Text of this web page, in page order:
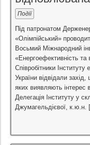
Події
Під патронатом
«Олімпійський»
Восьмий Міжнародний
«Енергоефективність та
Співробітники
України відвідали
яких виявляють інтерес
Делегація Інституту у
Джумагельдієвої, к.ю.н.